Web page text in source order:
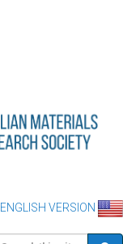
ENGLISH VERSION